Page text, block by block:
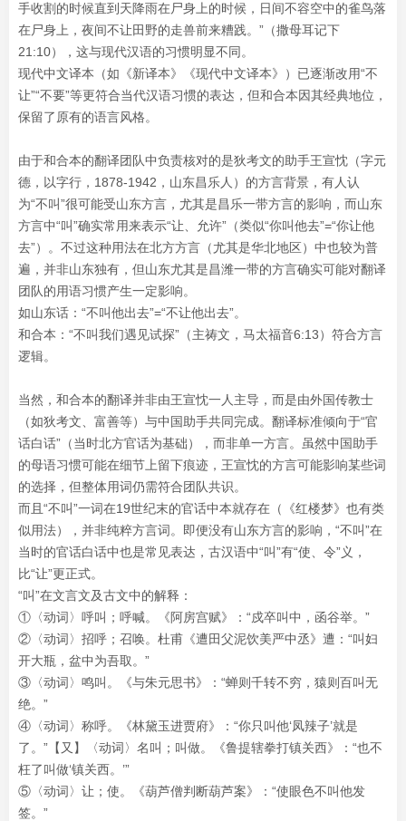
手收割的时候直到天降雨在尸身上的时候，日间不容空中的雀鸟落
在尸身上，夜间不让田野的走兽前来糟践。”（撒母耳记下
21:10），这与现代汉语的习惯明显不同。
现代中文译本（如《新译本》《现代中文译本》）已逐渐改用“不
让”“不要”等更符合当代汉语习惯的表达，但和合本因其经典地位，
保留了原有的语言风格。
由于和合本的翻译团队中负责核对的是狄考文的助手王宣忱（字元
德，以字行，1878-1942，山东昌乐人）的方言背景，有人认
为“不叫”很可能受山东方言，尤其是昌乐一带方言的影响，而山东
方言中“叫”确实常用来表示“让、允许”（类似“你叫他去”=“你让他
去”）。不过这种用法在北方方言（尤其是华北地区）中也较为普
遍，并非山东独有，但山东尤其是昌潍一带的方言确实可能对翻译
团队的用语习惯产生一定影响。
如山东话：“不叫他出去”=“不让他出去”。
和合本：“不叫我们遇见试探”（主祷文，马太福音6:13）符合方言
逻辑。
当然，和合本的翻译并非由王宣忱一人主导，而是由外国传教士
（如狄考文、富善等）与中国助手共同完成。翻译标准倾向于“官
话白话”（当时北方官话为基础），而非单一方言。虽然中国助手
的母语习惯可能在细节上留下痕迹，王宣忱的方言可能影响某些词
的选择，但整体用词仍需符合团队共识。
而且“不叫”一词在19世纪末的官话中本就存在（《红楼梦》也有类
似用法），并非纯粹方言词。即便没有山东方言的影响，“不叫”在
当时的官话白话中也是常见表达，古汉语中“叫”有“使、令”义，
比“让”更正式。
“叫”在文言文及古文中的解释：
①〈动词〉呼叫；呼喊。《阿房宫赋》：“戍卒叫中，函谷举。”
②〈动词〉招呼；召唤。杜甫《遭田父泥饮美严中丞》遭：“叫妇
开大瓶，盆中为吾取。”
③〈动词〉鸣叫。《与朱元思书》：“蝉则千转不穷，猿则百叫无
绝。”
④〈动词〉称呼。《林黛玉进贾府》：“你只叫他‘凤辣子’就是
了。”【又】〈动词〉名叫；叫做。《鲁提辖拳打镇关西》：“也不
枉了叫做‘镇关西。’”
⑤〈动词〉让；使。《葫芦僧判断葫芦案》：“使眼色不叫他发
签。”